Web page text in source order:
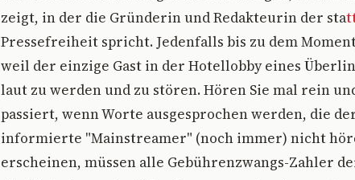
zeigt, in der die Gründerin und Redakteurin der sta
Pressefreiheit spricht. Jedenfalls bis zu dem
weil der einzige Gast in der Hotellobby eines
laut zu werden und zu stören. Hören Sie mal rein
passiert, wenn Worte ausgesprochen werden, die
informierte "Mainstreamer" (noch immer) nicht
erscheinen, müssen alle Gebührenzwangs-Zahler